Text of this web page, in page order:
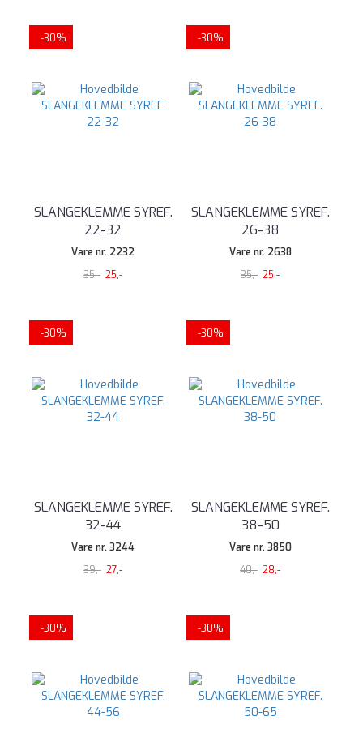
-30%
SLANGEKLEMME SYREF.
22-32
Vare nr. 2232
35,- 25,-
-30%
SLANGEKLEMME SYREF.
26-38
Vare nr. 2638
35,- 25,-
-30%
SLANGEKLEMME SYREF.
32-44
Vare nr. 3244
39,- 27,-
-30%
SLANGEKLEMME SYREF.
38-50
Vare nr. 3850
40,- 28,-
-30% -30%